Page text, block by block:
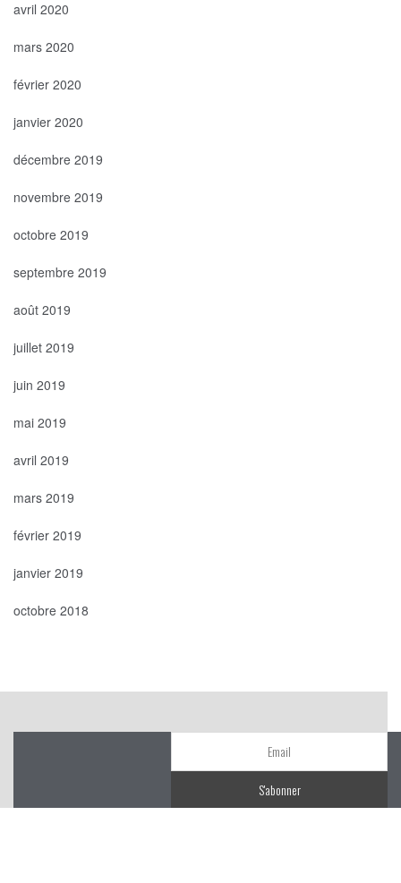
avril 2020
mars 2020
février 2020
janvier 2020
décembre 2019
novembre 2019
octobre 2019
septembre 2019
août 2019
juillet 2019
juin 2019
mai 2019
avril 2019
mars 2019
février 2019
janvier 2019
octobre 2018